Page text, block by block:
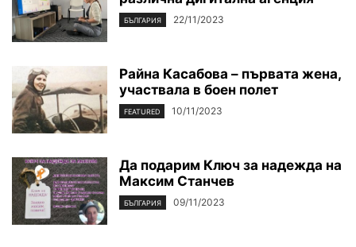
БЪЛГАРИЯ 22/11/2023
Райна Касабова – първата жена,
участвала в боен полет
FEATURED 10/11/2023
Да подарим Ключ за надежда на
Максим Станчев
БЪЛГАРИЯ 09/11/2023